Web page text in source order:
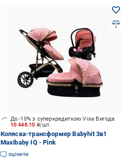
10 448.10 ₴/шт.
До -10% з суперкредиткою Visa Вигода
Коляска-трансформер Babyhit 3в1
Maxibaby IQ - Pink
оцінити